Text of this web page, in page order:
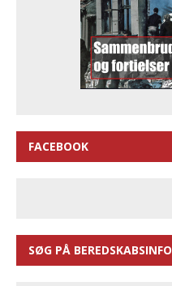
FACEBOOK
SØG PÅ BEREDSKABSINFO